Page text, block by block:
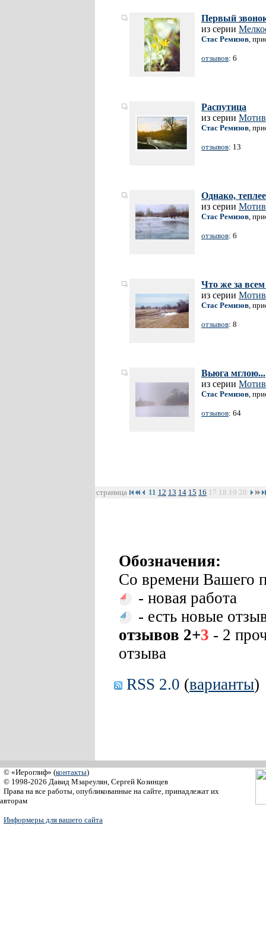
Первый
из серии
Стас Ремизов,
отзывов: 6
Распутица
из серии
Стас Ремизов,
отзывов: 13
Однако,
из серии
Стас Ремизов,
отзывов: 6
Что же за
из серии
Стас Ремизов,
отзывов: 8
Вьюга мглою...
из серии
Стас Ремизов,
отзывов: 64
страница 11 12 13 14 15 16 17 18 19 20
Обозначения:
Со времени Вашего
- новая работа
- есть новые
отзывов 2+3 - 2
отзыва
RSS 2.0 (варианты)
© «Иероглиф» (контакты)
© 1998-2026 Давид Мзареулян, Сергей Козинцев
Права на все работы, опубликованные на сайте, принадлежат их
авторам
Информеры для вашего сайта